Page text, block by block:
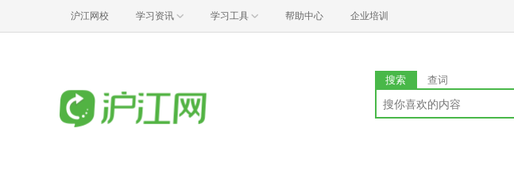
沪江网校 学习资讯 学习工具 帮助中心 企业培训
搜索 查词